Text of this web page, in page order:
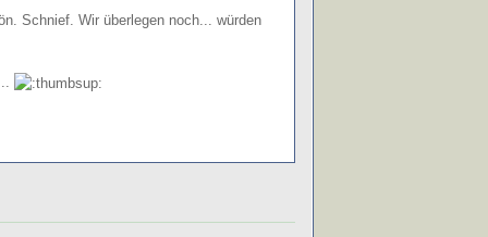
Schnief. Wir überlegen noch... würden